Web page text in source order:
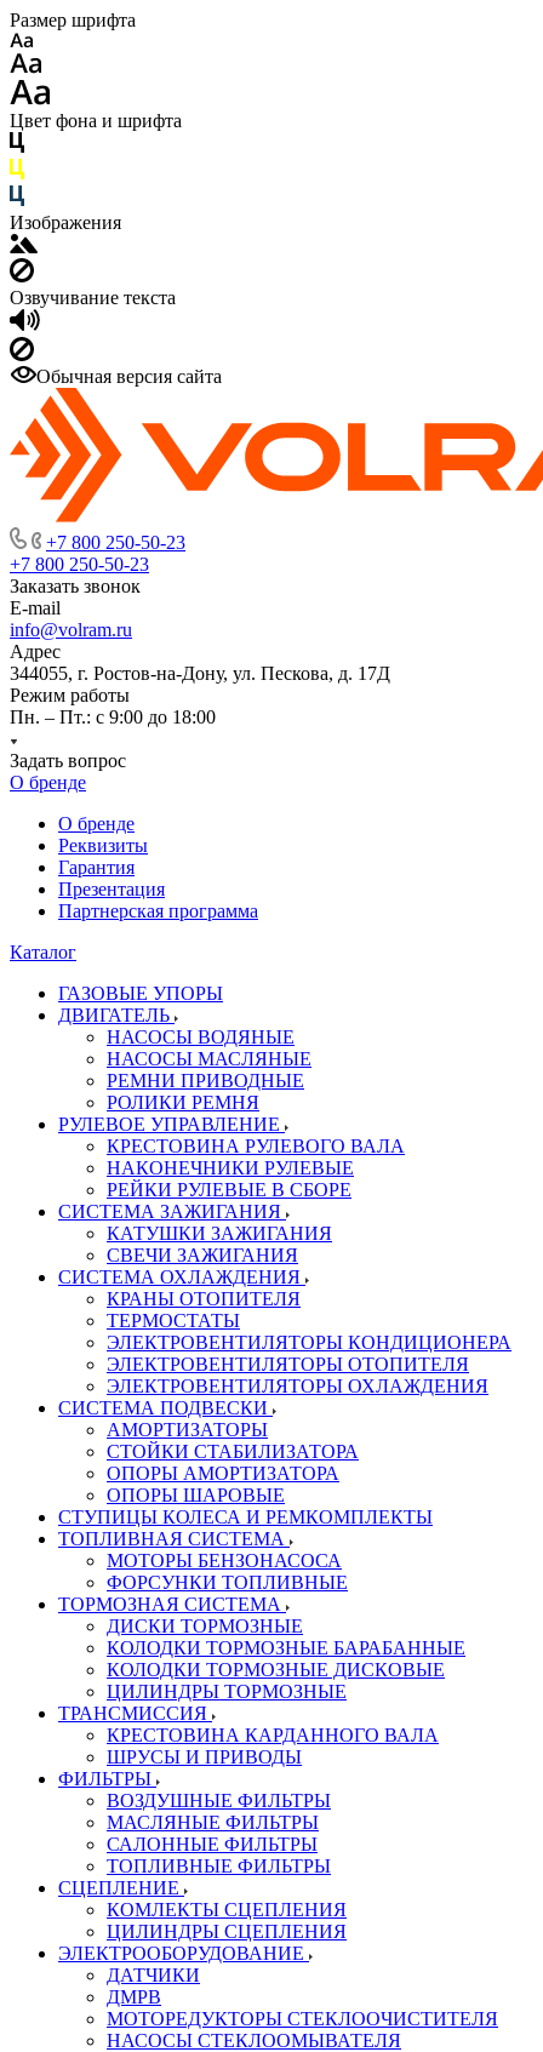
Размер шрифта
Цвет фона и шрифта
Изображения
Озвучивание текста
Обычная версия сайта
+7 800 250-50-23
+7 800 250-50-23
Заказать звонок
E-mail
info@volram.ru
Адрес
344055, г. Ростов-на-Дону, ул. Пескова, д. 17Д
Режим работы
Пн. – Пт.: с 9:00 до 18:00
Задать вопрос
О бренде
О бренде
Реквизиты
Гарантия
Презентация
Партнерская программа
Каталог
ГАЗОВЫЕ УПОРЫ
ДВИГАТЕЛЬ
НАСОСЫ ВОДЯНЫЕ
НАСОСЫ МАСЛЯНЫЕ
РЕМНИ ПРИВОДНЫЕ
РОЛИКИ РЕМНЯ
РУЛЕВОЕ УПРАВЛЕНИЕ
КРЕСТОВИНА РУЛЕВОГО ВАЛА
НАКОНЕЧНИКИ РУЛЕВЫЕ
РЕЙКИ РУЛЕВЫЕ В СБОРЕ
СИСТЕМА ЗАЖИГАНИЯ
КАТУШКИ ЗАЖИГАНИЯ
СВЕЧИ ЗАЖИГАНИЯ
СИСТЕМА ОХЛАЖДЕНИЯ
КРАНЫ ОТОПИТЕЛЯ
ТЕРМОСТАТЫ
ЭЛЕКТРОВЕНТИЛЯТОРЫ КОНДИЦИОНЕРА
ЭЛЕКТРОВЕНТИЛЯТОРЫ ОТОПИТЕЛЯ
ЭЛЕКТРОВЕНТИЛЯТОРЫ ОХЛАЖДЕНИЯ
СИСТЕМА ПОДВЕСКИ
АМОРТИЗАТОРЫ
СТОЙКИ СТАБИЛИЗАТОРА
ОПОРЫ АМОРТИЗАТОРА
ОПОРЫ ШАРОВЫЕ
СТУПИЦЫ КОЛЕСА И РЕМКОМПЛЕКТЫ
ТОПЛИВНАЯ СИСТЕМА
МОТОРЫ БЕНЗОНАСОСА
ФОРСУНКИ ТОПЛИВНЫЕ
ТОРМОЗНАЯ СИСТЕМА
ДИСКИ ТОРМОЗНЫЕ
КОЛОДКИ ТОРМОЗНЫЕ БАРАБАННЫЕ
КОЛОДКИ ТОРМОЗНЫЕ ДИСКОВЫЕ
ЦИЛИНДРЫ ТОРМОЗНЫЕ
ТРАНСМИССИЯ
КРЕСТОВИНА КАРДАННОГО ВАЛА
ШРУСЫ И ПРИВОДЫ
ФИЛЬТРЫ
ВОЗДУШНЫЕ ФИЛЬТРЫ
МАСЛЯНЫЕ ФИЛЬТРЫ
САЛОННЫЕ ФИЛЬТРЫ
ТОПЛИВНЫЕ ФИЛЬТРЫ
СЦЕПЛЕНИЕ
КОМЛЕКТЫ СЦЕПЛЕНИЯ
ЦИЛИНДРЫ СЦЕПЛЕНИЯ
ЭЛЕКТРООБОРУДОВАНИЕ
ДАТЧИКИ
ДМРВ
МОТОРЕДУКТОРЫ СТЕКЛООЧИСТИТЕЛЯ
НАСОСЫ СТЕКЛООМЫВАТЕЛЯ